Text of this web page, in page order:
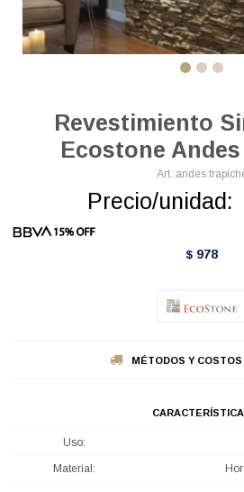
Revestimiento
Ecostone
andes
Precio/unidad:
$ 978
MÉTODOS Y COSTOS
Uso
Material